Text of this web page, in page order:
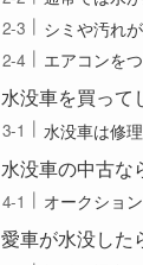
シミや汚れ
エアコンを
水没車を買って
水没車は修
水没車の中古な
オークショ
愛車が水没した